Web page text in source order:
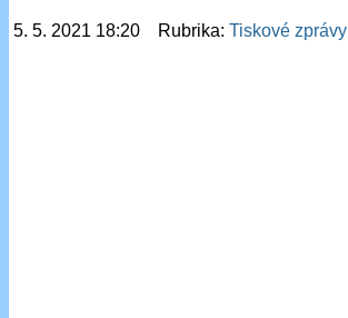
5. 5. 2021 18:20 Rubrika:Tiskové zprávy